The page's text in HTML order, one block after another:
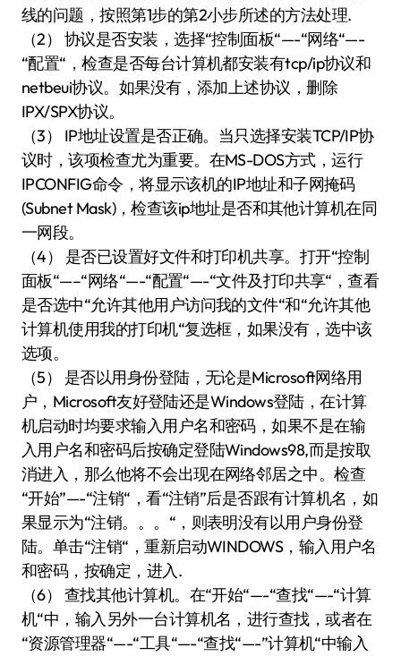
线的问题，按照第1步的第2小步所述的方法处理.
（2） 协议是否安装，选择“控制面板“—-“网络“—-
“配置“，检查是否每台计算机都安装有tcp/ip协议和
netbeui协议。如果没有，添加上述协议，删除
IPX/SPX协议。
（3） IP地址设置是否正确。当只选择安装TCP/IP协
议时，该项检查尤为重要。在MS-DOS方式，运行
IPCONFIG命令，将显示该机的IP地址和子网掩码
(Subnet Mask)，检查该ip地址是否和其他计算机在同
一网段。
（4） 是否已设置好文件和打印机共享。打开“控制
面板“—–“网络“—-“配置“—-“文件及打印共享“，查看
是否选中“允许其他用户访问我的文件“和“允许其他
计算机使用我的打印机“复选框，如果没有，选中该
选项。
（5） 是否以用身份登陆，无论是Microsoft网络用
户，Microsoft友好登陆还是Windows登陆，在计算
机启动时均要求输入用户名和密码，如果不是在输
入用户名和密码后按确定登陆Windows98,而是按取
消进入，那么他将不会出现在网络邻居之中。检查
“开始”—-“注销“，看“注销”后是否跟有计算机名，如
果显示为“注销。。。“，则表明没有以用户身份登
陆。单击“注销“，重新启动WINDOWS，输入用户名
和密码，按确定，进入.
（6） 查找其他计算机。在“开始“—-“查找“—-“计算
机“中，输入另外一台计算机名，进行查找，或者在
“资源管理器“—-“工具“—-“查找“—-”计算机“中输入